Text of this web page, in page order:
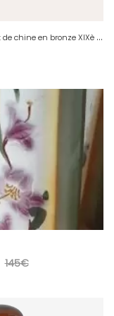
C
ache pot de chine en bronze XIXè siécle
145€